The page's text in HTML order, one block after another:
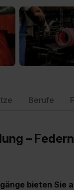
Berufe
–
bieten Sie